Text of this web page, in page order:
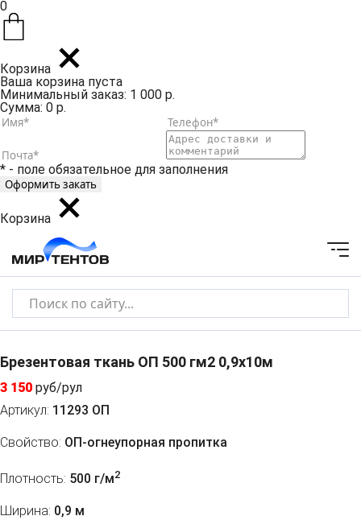
0
Корзина
Ваша корзина пуста
Минимальный заказ: 1 000 р.
Сумма: 0 р.
* - поле обязательное для заполнения
Корзина
Брезентовая ткань ОП 500 гм2 0,9x10м
3 150 руб/рул
Артикул: 11293 ОП
Свойство: ОП-огнеупорная пропитка
Плотность: 500 г/м2
Ширина: 0,9 м